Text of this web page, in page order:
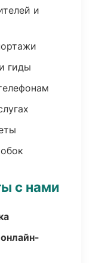
и
гиды
с нами